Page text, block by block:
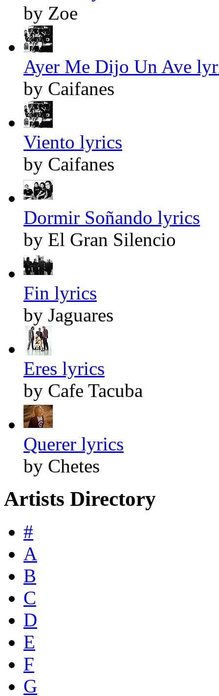
by Zoe
Ayer Me Dijo Un Ave
by Caifanes
Viento lyrics
by Caifanes
Dormir Soñando lyrics
by El Gran Silencio
Fin lyrics
by Jaguares
Eres lyrics
by Cafe Tacuba
Querer lyrics
by Chetes
Artists Directory
#
A
B
C
D
E
F
G